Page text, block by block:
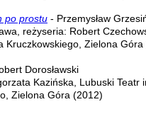
po prostu - Przemysław
reżyseria: Robert
Kruczkowskiego, Zielona Góra
Dorosławski
Kazińska, Lubuski Teatr
Zielona Góra (2012)